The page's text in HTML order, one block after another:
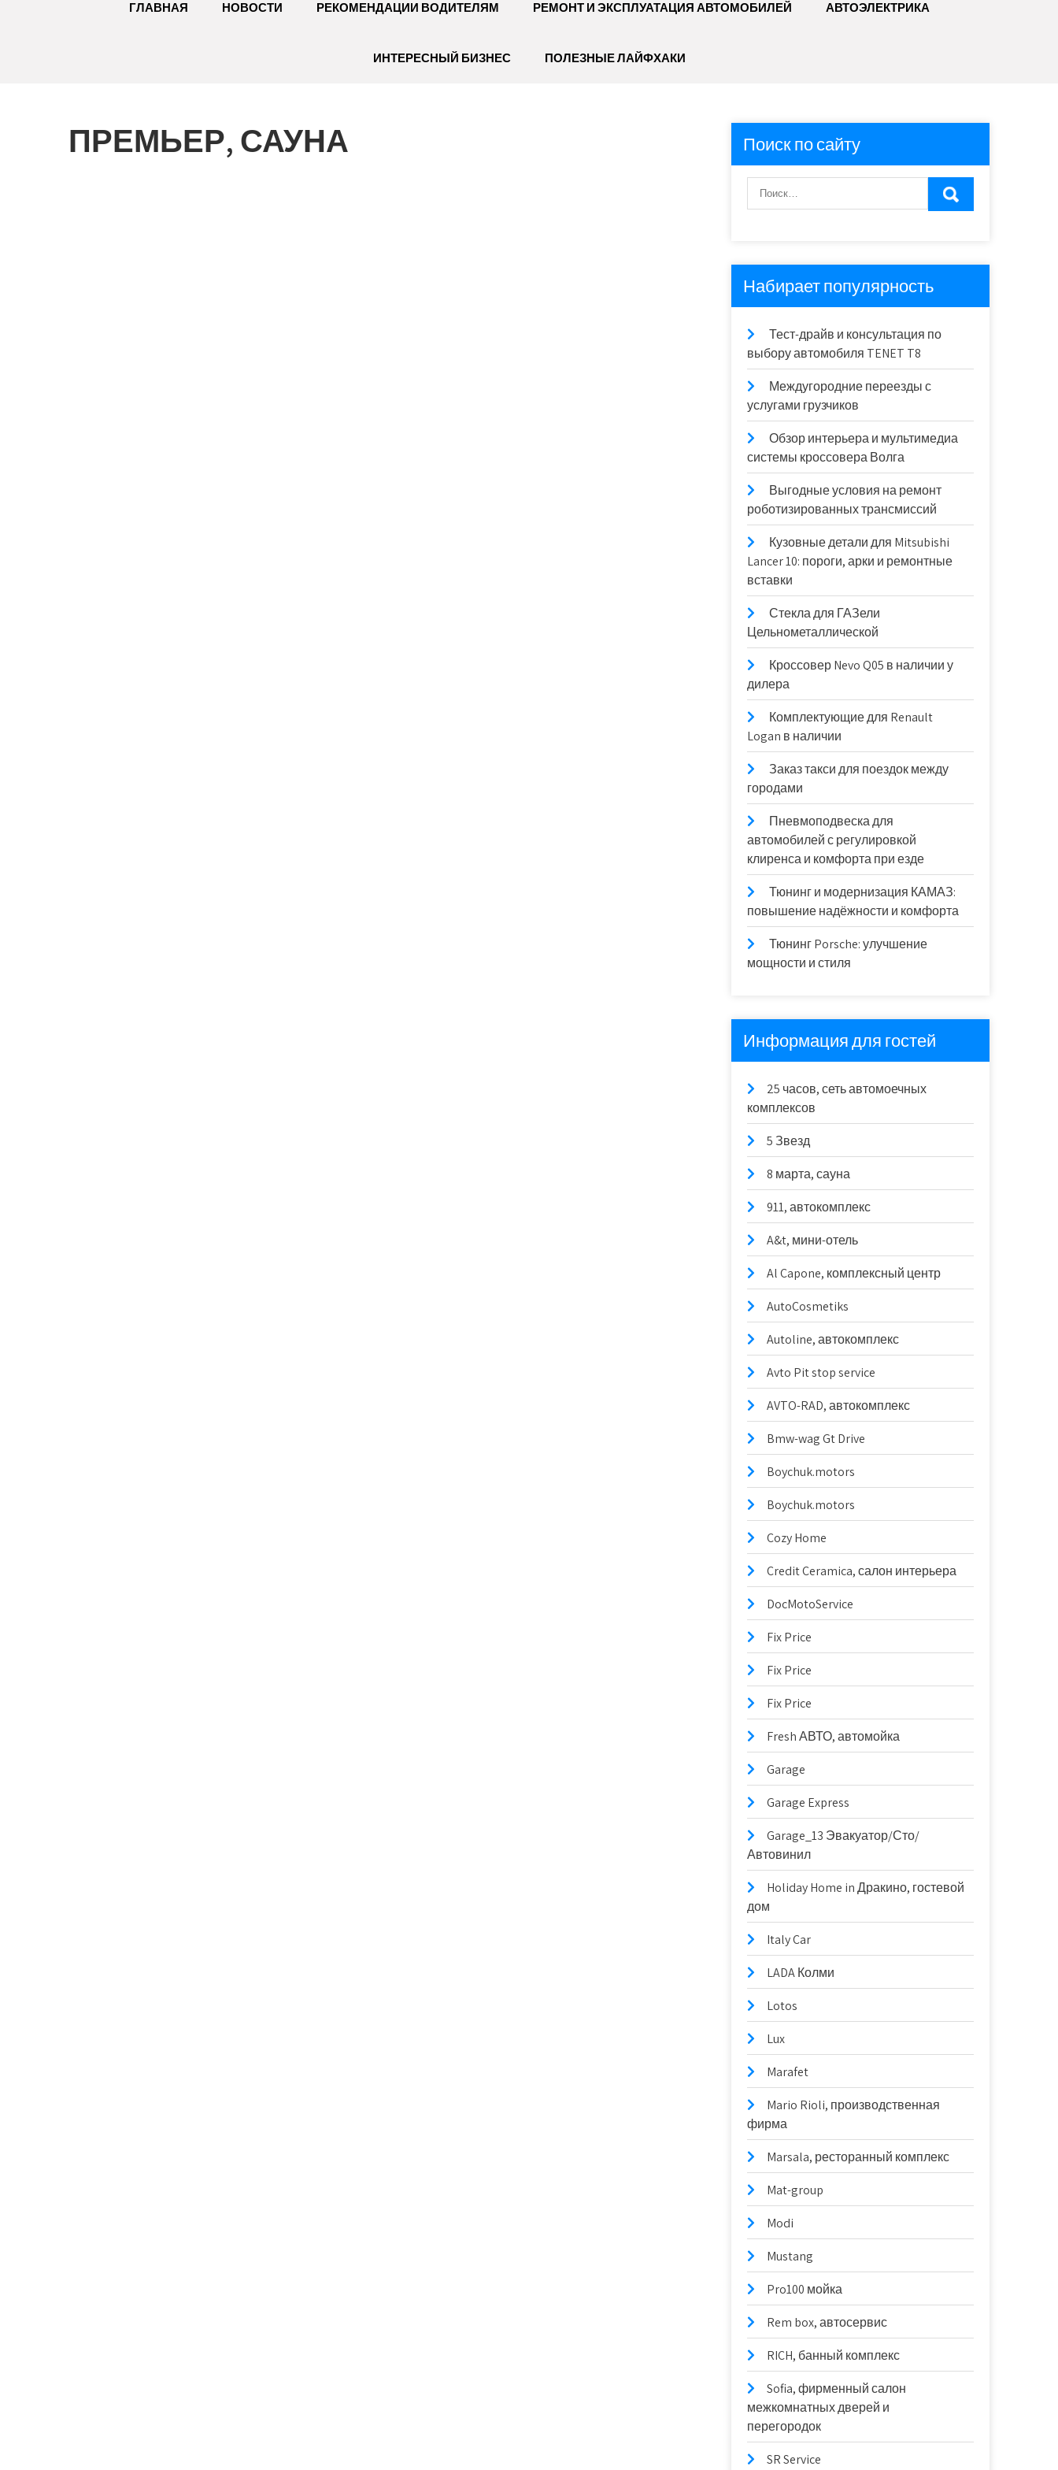
ГЛАВНАЯ НОВОСТИ РЕКОМЕНДАЦИИ ВОДИТЕЛЯМ РЕМОНТ И ЭКСПЛУАТАЦИЯ АВТОМОБИЛЕЙ АВТОЭЛЕКТРИКА
ИНТЕРЕСНЫЙ БИЗНЕС ПОЛЕЗНЫЕ ЛАЙФХАКИ
ПРЕМЬЕР, САУНА Поиск по сайту
Набирает популярность
Тест-драйв и консультация по
выбору автомобиля TENET T8
Междугородние переезды с
услугами грузчиков
Обзор интерьера и мультимедиа
системы кроссовера Волга
Выгодные условия на ремонт
роботизированных трансмиссий
Кузовные детали для Mitsubishi
Lancer 10: пороги, арки и ремонтные
вставки
Стекла для ГАЗели
Цельнометаллической
Кроссовер Nevo Q05 в наличии у
дилера
Комплектующие для Renault
Logan в наличии
Заказ такси для поездок между
городами
Пневмоподвеска для
автомобилей с регулировкой
клиренса и комфорта при езде
Тюнинг и модернизация КАМАЗ:
повышение надёжности и комфорта
Тюнинг Porsche: улучшение
мощности и стиля
Информация для гостей
25 часов, сеть автомоечных
комплексов
5 Звезд
8 марта, сауна
911, автокомплекс
A&t, мини-отель
Al Capone, комплексный центр
AutoCosmetiks
Autoline, автокомплекс
Avto Pit stop service
AVTO-RAD, автокомплекс
Bmw-wag Gt Drive
Boychuk.motors
Boychuk.motors
Cozy Home
Credit Ceramica, салон интерьера
DocMotoService
Fix Price
Fix Price
Fix Price
Fresh АВТО, автомойка
Garage
Garage Express
Garage_13 Эвакуатор/Сто/
Автовинил
Holiday Home in Дракино, гостевой
дом
Italy Car
LADA Колми
Lotos
Lux
Marafet
Mario Rioli, производственная
фирма
Marsala, ресторанный комплекс
Mat-group
Modi
Mustang
Pro100 мойка
Rem box, автосервис
RICH, банный комплекс
Sofia, фирменный салон
межкомнатных дверей и
перегородок
SR Service